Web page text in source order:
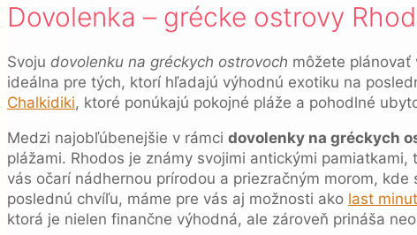
Dovolenka – grécke ostrovy
Svoju dovolenku na gréckych ostrovoch môžete plánovať
ideálna pre tých, ktorí hľadajú výhodnú exotiku na
Chalkidiki, ktoré ponúkajú pokojné pláže a pohodlné
Medzi najobľúbenejšie v rámci dovolenky na gréckych
plážami. Rhodos je známy svojimi antickými
vás očarí nádhernou prírodou a priezračným morom,
poslednú chvíľu, máme pre vás aj možnosti ako last
ktorá je nielen finančne výhodná, ale zároveň prináša